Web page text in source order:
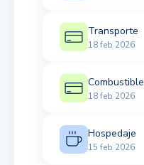
Transporte
18 feb 2026
Combustible
18 feb 2026
Hospedaje
15 feb 2026